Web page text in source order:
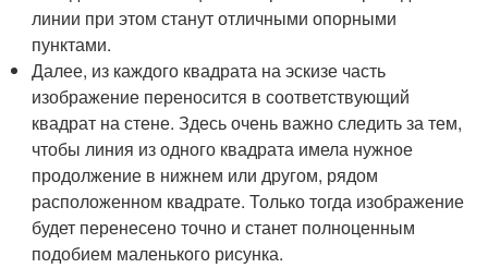
линии при этом станут отличными опорными
пунктами.
Далее, из каждого квадрата на эскизе часть
изображение переносится в соответствующий
квадрат на стене. Здесь очень важно следить за тем,
чтобы линия из одного квадрата имела нужное
продолжение в нижнем или другом, рядом
расположенном квадрате. Только тогда изображение
будет перенесено точно и станет полноценным
подобием маленького рисунка.